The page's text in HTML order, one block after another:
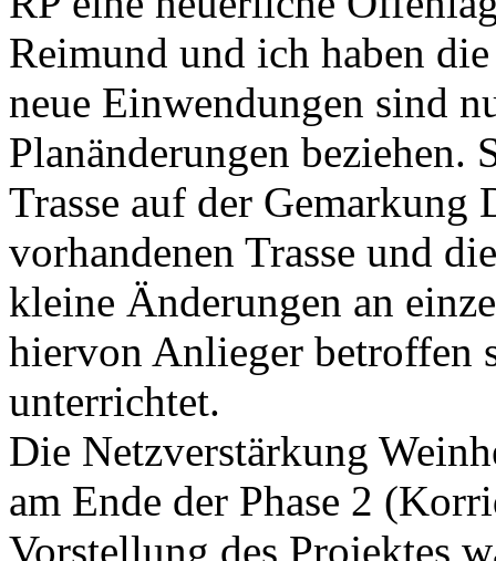
Reimund und ich haben
neue Einwendungen sind
Planänderungen
Trasse auf der Gemarkung
vorhandenen Trasse und
kleine Änderungen an
hiervon Anlieger betroffen
unterrichtet.
Die Netzverstärkung
am Ende der Phase 2
Vorstellung des Projektes